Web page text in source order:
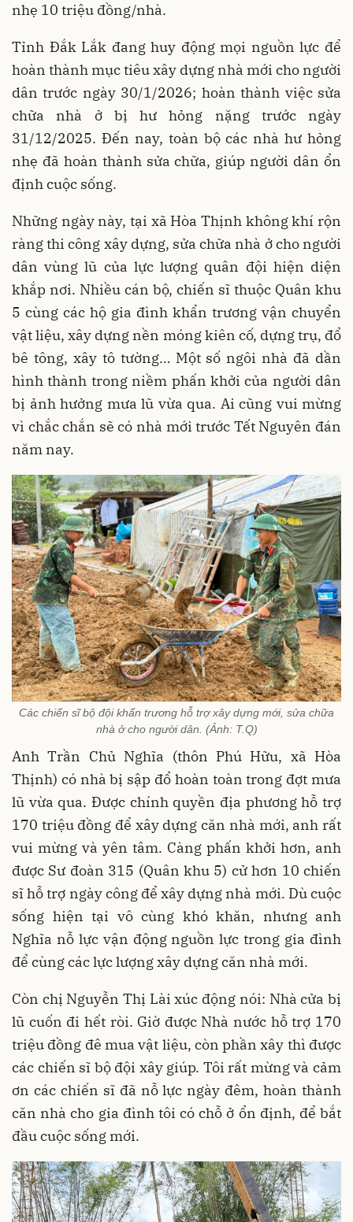
nhẹ 10 triệu đồng/nhà.
Tỉnh Đắk Lắk đang huy động mọi nguồn lực để
hoàn thành mục tiêu xây dựng nhà mới cho người
dân trước ngày 30/1/2026; hoàn thành việc sửa
chữa nhà ở bị hư hỏng nặng trước ngày
31/12/2025. Đến nay, toàn bộ các nhà hư hỏng
nhẹ đã hoàn thành sửa chữa, giúp người dân ổn
định cuộc sống.
Những ngày này, tại xã Hòa Thịnh không khí rộn
ràng thi công xây dựng, sửa chữa nhà ở cho người
dân vùng lũ của lực lượng quân đội hiện diện
khắp nơi. Nhiều cán bộ, chiến sĩ thuộc Quân khu
5 cùng các hộ gia đình khẩn trương vận chuyển
vật liệu, xây dựng nền móng kiên cố, dựng trụ, đổ
bê tông, xây tô tường… Một số ngôi nhà đã dần
hình thành trong niềm phấn khởi của người dân
bị ảnh hưởng mưa lũ vừa qua. Ai cũng vui mừng
vì chắc chắn sẽ có nhà mới trước Tết Nguyên đán
năm nay.
Các chiến sĩ bộ đội khẩn trương hỗ trợ xây dựng mới, sửa chữa
nhà ở cho người dân. (Ảnh: T.Q)
Anh Trần Chủ Nghĩa (thôn Phú Hữu, xã Hòa
Thịnh) có nhà bị sập đổ hoàn toàn trong đợt mưa
lũ vừa qua. Được chính quyền địa phương hỗ trợ
170 triệu đồng để xây dựng căn nhà mới, anh rất
vui mừng và yên tâm. Càng phấn khởi hơn, anh
được Sư đoàn 315 (Quân khu 5) cử hơn 10 chiến
sĩ hỗ trợ ngày công để xây dựng nhà mới. Dù cuộc
sống hiện tại vô cùng khó khăn, nhưng anh
Nghĩa nỗ lực vận động nguồn lực trong gia đình
để cùng các lực lượng xây dựng căn nhà mới.
Còn chị Nguyễn Thị Lài xúc động nói: Nhà cửa bị
lũ cuốn đi hết ròi. Giờ được Nhà nước hỗ trợ 170
triệu đồng đê mua vật liệu, còn phần xây thì được
các chiến sĩ bộ đội xây giúp. Tôi rất mừng và cảm
ơn các chiến sĩ đã nỗ lực ngày đêm, hoàn thành
căn nhà cho gia đình tôi có chỗ ở ổn định, để bắt
đầu cuộc sống mới.